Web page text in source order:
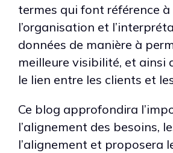
termes qui font référence à
l’organisation et
données de manière à
meilleure visibilité, et ainsi
le lien entre les clients et
Ce blog approfondira
l’alignement des besoins,
l’alignement et proposera